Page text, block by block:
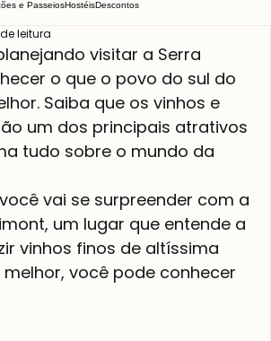
e PasseiosHostéisDescontos
leitura
visitar a Serra
o que o povo do sul do
Saiba que os vinhos e
um dos principais atrativos
tudo sobre o mundo da
vai se surpreender com a
um lugar que entende a
vinhos finos de altíssima
você pode conhecer